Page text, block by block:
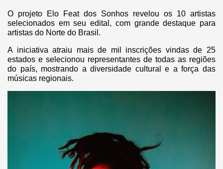
O projeto Elo Feat dos Sonhos revelou os 10 artistas
selecionados em seu edital, com grande destaque para
artistas do Norte do Brasil.
A iniciativa atraiu mais de mil inscrições vindas de 25
estados e selecionou representantes de todas as regiões
do país, mostrando a diversidade cultural e a força das
músicas regionais.